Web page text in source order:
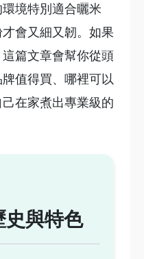
境特別適合曬米
會又細又韌。如果
篇文章會幫你從頭
值得買、哪裡可以
在家煮出專業級的
史與特色